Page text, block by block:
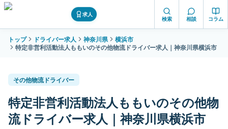
求人
検索 相談 コラム
トップ ドライバー求人 神奈川県
横浜市
特定非営利活動法人ももいのその他物流ドライバー求人｜神奈川県横浜市
その他物流ドライバー
特定非営利活動法人ももいのその他物
流ドライバー求人｜神奈川県横浜市